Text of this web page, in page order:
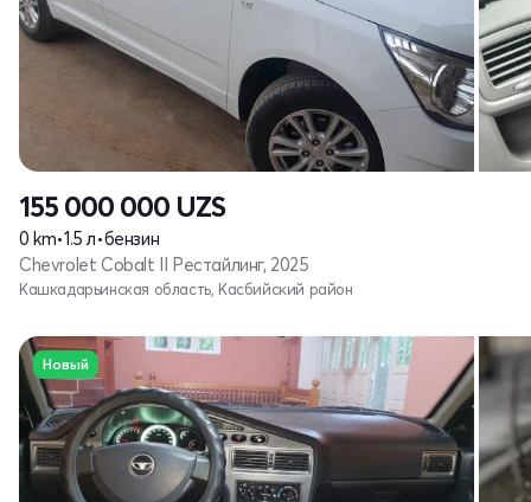
155 000 000 UZS
0 km•1.5 л•бензин
Chevrolet Cobalt II Рестайлинг, 2025
Кашкадарьинская область, Касбийский район
Новый